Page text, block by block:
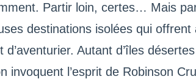
Partir loin, certes… Mais
destinations isolées qui
d’aventurier. Autant d’îles
invoquent l’esprit de Robinson